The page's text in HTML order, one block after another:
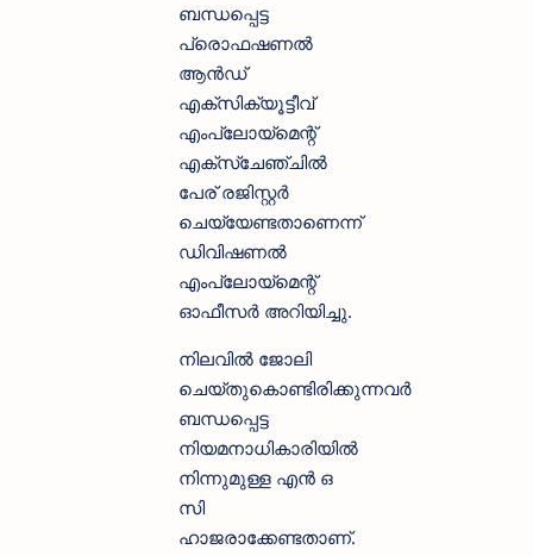
ബന്ധപ്പെട്ട
പ്രൊഫഷണൽ
ആൻഡ്
എക്സിക്യൂട്ടീവ്
എംപ്ലോയ്‌മെന്റ്
എക്സ്ചേഞ്ചിൽ
പേര് രജിസ്റ്റർ
ചെയ്യേണ്ടതാണെന്ന്
ഡിവിഷണൽ
എംപ്ലോയ്‌മെന്റ്
ഓഫീസർ അറിയിച്ചു.
നിലവിൽ ജോലി
ചെയ്തുകൊണ്ടിരിക്കുന്നവർ
ബന്ധപ്പെട്ട
നിയമനാധികാരിയിൽ
നിന്നുമുള്ള എൻ ഒ
സി
ഹാജരാക്കേണ്ടതാണ്.